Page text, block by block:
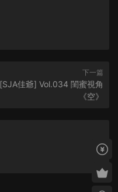
下一篇
[SJA佳爺] Vol.034 閨蜜視角
《空》